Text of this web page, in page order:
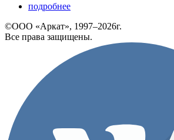
подробнее
©ООО «Аркат», 1997–2026г.
Все права защищены.